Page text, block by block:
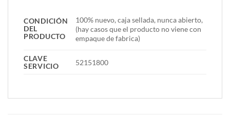
CONDICIÓN
DEL
PRODUCTO
100% nuevo, caja sellada, nunca abierto,
(hay casos que el producto no viene con
empaque de fabrica)
CLAVE
SERVICIO
52151800